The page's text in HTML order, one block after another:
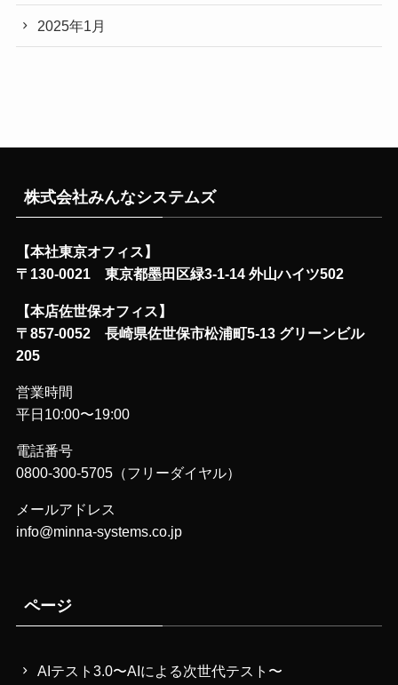
2025年1月
株式会社みんなシステムズ
【本社東京オフィス】
〒130-0021 東京都墨田区緑3-1-14 外山ハイツ502
【本店佐世保オフィス】
〒857-0052 長崎県佐世保市松浦町5-13 グリーンビル
205
営業時間
平日10:00〜19:00
電話番号
0800-300-5705（フリーダイヤル）
メールアドレス
info@minna-systems.co.jp
ページ
AIテスト3.0〜AIによる次世代テスト〜